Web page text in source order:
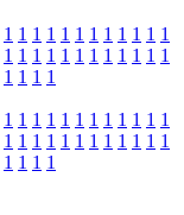
1 1 1 1 1 1 1 1 1 1 1 1
1 1 1 1 1 1 1 1 1 1 1 1
1 1 1 1
1 1 1 1 1 1 1 1 1 1 1 1
1 1 1 1 1 1 1 1 1 1 1 1
1 1 1 1